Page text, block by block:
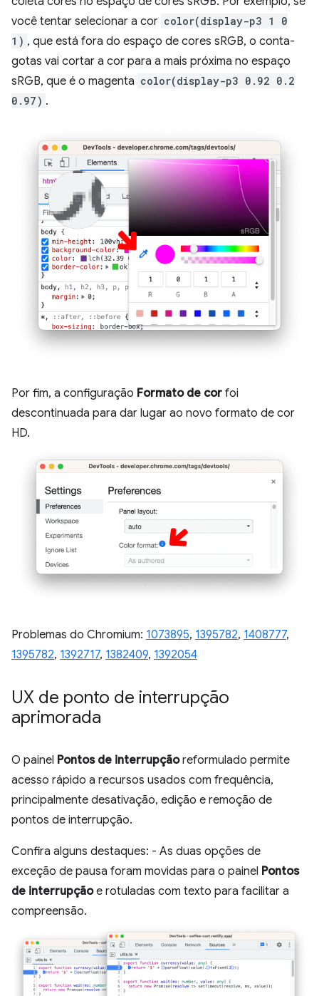
você tentar selecionar a cor color(display-p3 1 0
1) , que está fora do espaço de cores sRGB, o conta-
gotas vai cortar a cor para a mais próxima no espaço
sRGB, que é o magenta color(display-p3 0.92 0.2
0.97) .
Por fim, a configuração Formato de cor foi
descontinuada para dar lugar ao novo formato de cor
HD.
Problemas do Chromium: 1073895, 1395782, 1408777,
1395782, 1392717, 1382409, 1392054
UX de ponto de interrupção
aprimorada
O painel Pontos de interrupçãoreformulado permite
acesso rápido a recursos usados com frequência,
principalmente desativação, edição e remoção de
pontos de interrupção.
Confira alguns destaques: - As duas opções de
exceção de pausa foram movidas para o painel Pontos
de interrupçãoe rotuladas com texto para facilitar a
compreensão.